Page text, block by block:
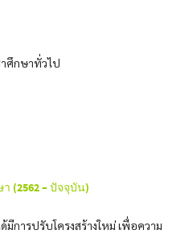
ศึกษาทั่วไป
(2562 – ปัจจุบัน)
การปรับโครงสร้างใหม่ เพื่อความ